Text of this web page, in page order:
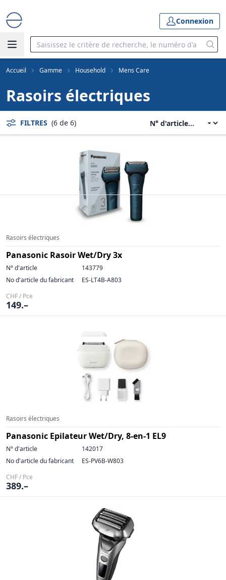
Connexion
Accueil Gamme Household Mens Care
Rasoirs électriques
FILTRES (6 de 6)
Rasoirs électriques
Panasonic Rasoir Wet/Dry 3x
N° d'article
143779
No d'article du fabricant
ES-LT4B-A803
CHF / Pce
149.–
Rasoirs électriques
Panasonic Epilateur Wet/Dry, 8-en-1 EL9
N° d'article
142017
No d'article du fabricant
ES-PV6B-W803
CHF / Pce
389.–